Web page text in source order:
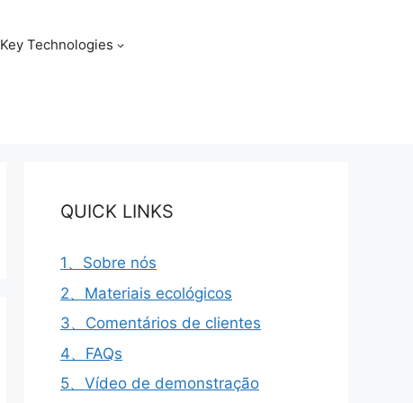
Key Technologies
QUICK LINKS
1、Sobre nós
2、Materiais ecológicos
3、Comentários de clientes
4、FAQs
5、Vídeo de demonstração